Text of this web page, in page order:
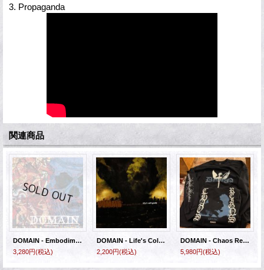
3. Propaganda
関連商品
DOMAIN - Embodiment of Suffering [CD]
3,280円(税込)
DOMAIN - Life's Cold Grasp [CD]
2,200円(税込)
DOMAIN - Chaos Reigns Long Sleeve Tシャツ [長袖Tシャツ]
5,980円(税込)